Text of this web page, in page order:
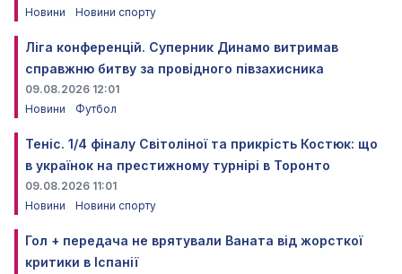
Новини
Новини спорту
Ліга конференцій. Суперник Динамо витримав
справжню битву за провідного півзахисника
09.08.2026 12:01
Новини
Футбол
Теніс. 1/4 фіналу Світоліної та прикрість Костюк: що
в українок на престижному турнірі в Торонто
09.08.2026 11:01
Новини
Новини спорту
Гол + передача не врятували Ваната від жорсткої
критики в Іспанії